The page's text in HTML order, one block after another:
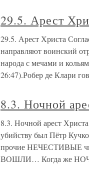
29.5. Арест
29.5. Арест Христа
направляют воинский
народа с мечами и
26:47).Робер де Клари
8.3. Ночной
8.3. Ночной арест
убийству был Пётр
прочие НЕЧЕСТИВЫЕ
ВОШЛИ… Когда же